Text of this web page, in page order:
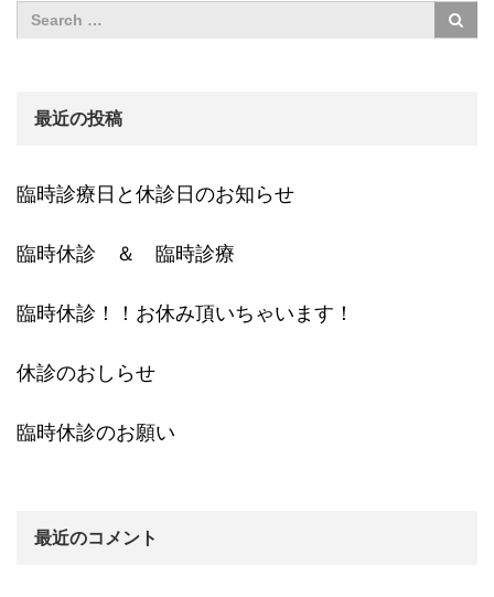
最近の投稿
臨時診療日と休診日のお知らせ
臨時休診 ＆ 臨時診療
臨時休診！！お休み頂いちゃいます！
休診のおしらせ
臨時休診のお願い
最近のコメント